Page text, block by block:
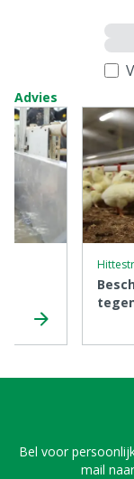
Advies
Bel voor
mail